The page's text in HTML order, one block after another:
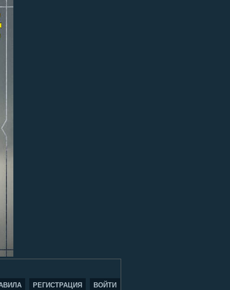
РЕГИСТРАЦИЯ ВОЙТИ